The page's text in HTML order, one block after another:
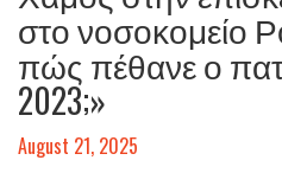
στο νοσοκομείο
πώς πέθανε ο
2023;»
August 21, 2025